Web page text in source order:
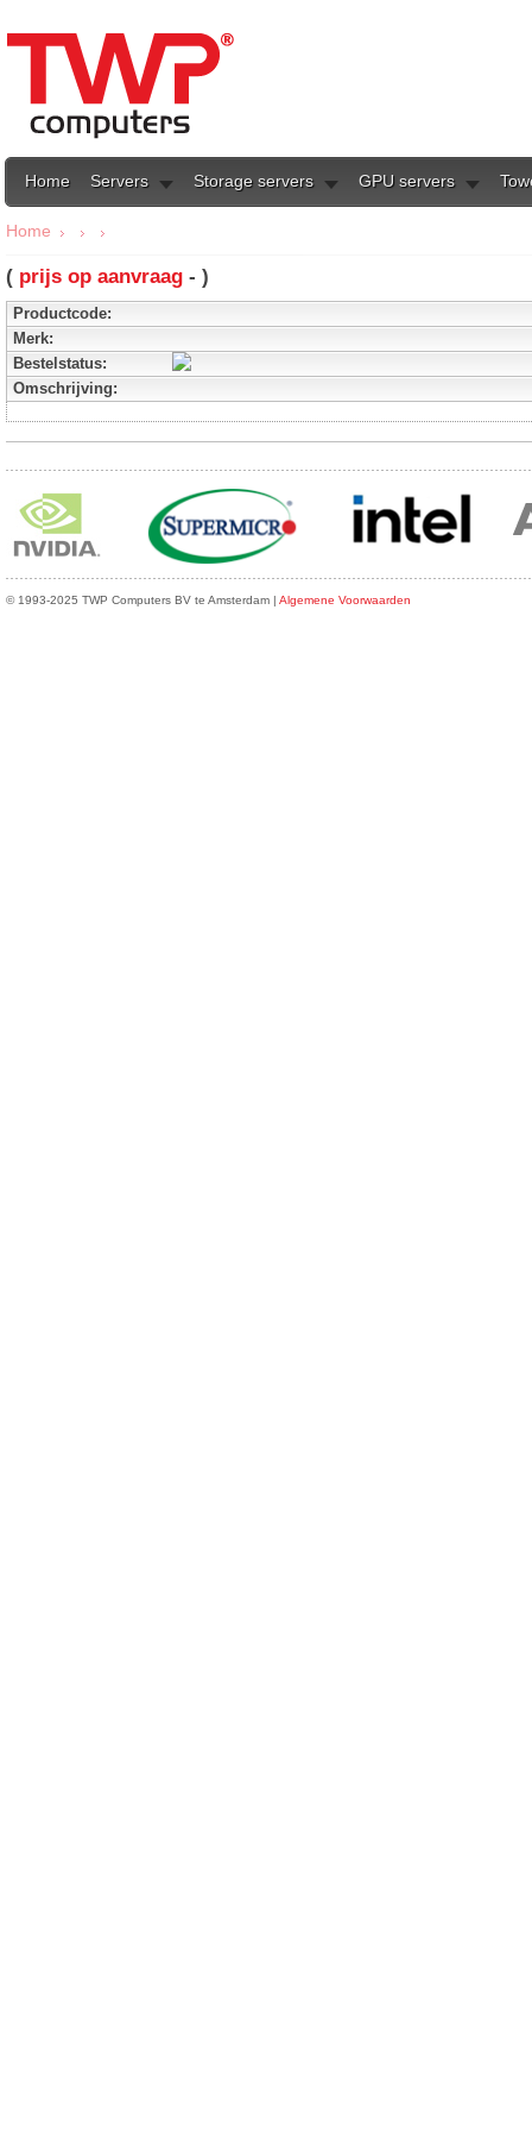
Home Servers Storage servers GPU servers
Home
( prijs op aanvraag - )
Productcode:
Merk:
Bestelstatus:
Omschrijving:
© 1993-2025 TWP Computers BV te Amsterdam | Algemene Voorwaarden